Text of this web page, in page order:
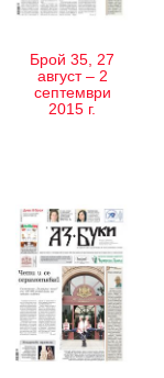
Брой 35, 27
август – 2
септември
2015 г.